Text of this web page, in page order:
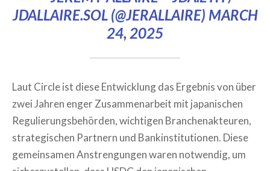
JDALLAIRE.SOL (@JERALLAIRE) MARCH
24, 2025
Laut Circle ist diese Entwicklung das Ergebnis von über
zwei Jahren enger Zusammenarbeit mit japanischen
Regulierungsbehörden, wichtigen Branchenakteuren,
strategischen Partnern und Bankinstitutionen. Diese
gemeinsamen Anstrengungen waren notwendig, um